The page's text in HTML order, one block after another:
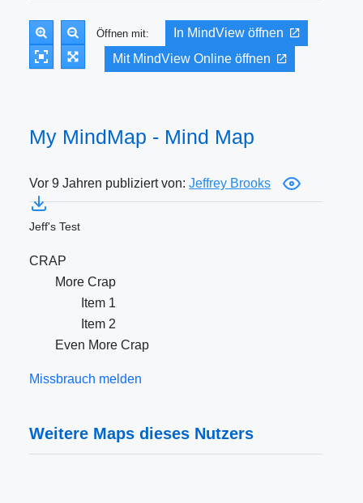
Öffnen mit:
In MindView öffnen
Mit MindView Online öffnen
My MindMap - Mind Map
Vor 9 Jahren publiziert von: Jeffrey Brooks
Jeff's Test
CRAP
More Crap
Item 1
Item 2
Even More Crap
Missbrauch melden
Weitere Maps dieses Nutzers